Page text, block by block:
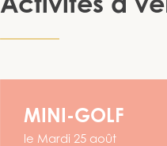
MINI-GOLF
le Mardi 25 août